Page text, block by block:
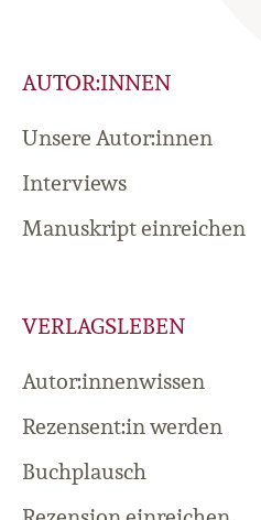
AUTOR:INNEN
Unsere Autor:innen
Interviews
Manuskript einreichen
VERLAGSLEBEN
Autor:innenwissen
Rezensent:in werden
Buchplausch